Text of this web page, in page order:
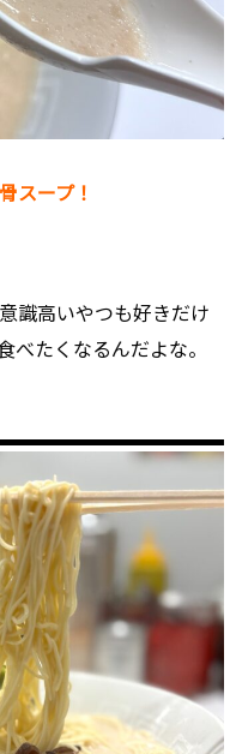
スープ！
識高いやつも好きだけ
べたくなるんだよな。